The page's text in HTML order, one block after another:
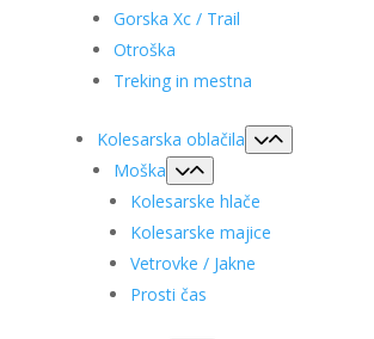
Gorska Xc / Trail
Otroška
Treking in mestna
Kolesarska oblačila
Moška
Kolesarske hlače
Kolesarske majice
Vetrovke / Jakne
Prosti čas